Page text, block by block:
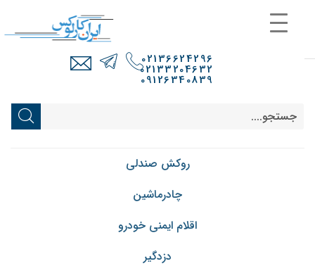
روکش صندلی
چادرماشین
اقلام ایمنی خودرو
دزدگیر
02136624296
02133204632
09126340839